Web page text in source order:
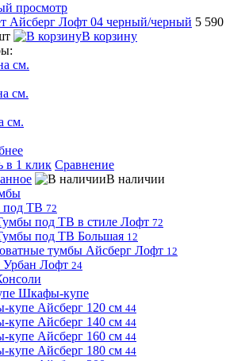
просмотр
Айсберг Лофт 04 черный/черный 5 590
В корзину
см.
см.
см.
в 1 клик Сравнение
В наличии
ТВ 72
под ТВ в стиле Лофт 72
под ТВ Большая 12
тумбы Айсберг Лофт 12
Лофт 24
Шкафы-купе
Айсберг 120 см 44
Айсберг 140 см 44
Айсберг 160 см 44
Айсберг 180 см 44